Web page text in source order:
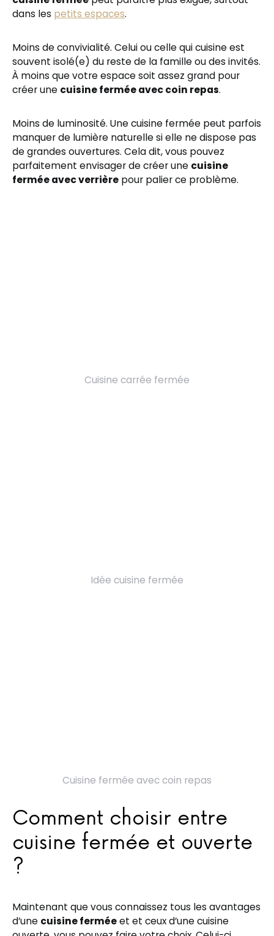
dans les petits espaces.
Moins de convivialité. Celui ou celle qui cuisine est
souvent isolé(e) du reste de la famille ou des invités.
À moins que votre espace soit assez grand pour
créer une cuisine fermée avec coin repas.
Moins de luminosité. Une cuisine fermée peut parfois
manquer de lumière naturelle si elle ne dispose pas
de grandes ouvertures. Cela dit, vous pouvez
parfaitement envisager de créer une cuisine
fermée avec verrière pour palier ce problème.
Cuisine carrée fermée
Idée cuisine fermée
Cuisine fermée avec coin repas
Comment choisir entre
cuisine fermée et ouverte
?
Maintenant que vous connaissez tous les avantages
d’une cuisine ferméeet et ceux d’une cuisine